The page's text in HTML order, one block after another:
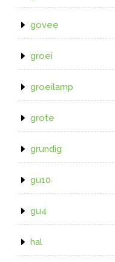
govee
groei
groeilamp
grote
grundig
gu10
gu4
hal